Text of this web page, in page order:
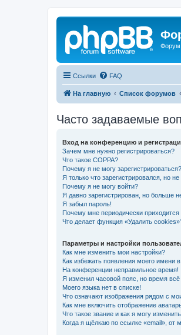
Форум
Ссылки FAQ
На главную Список форумов
Часто задаваемые
Вход на конференцию и
Зачем мне нужно регистрироваться?
Что такое COPPA?
Почему я не могу зарегистрироваться?
Я только что зарегистрировался, но не
Почему я не могу войти?
Я давно зарегистрирован, но больше
Я забыл пароль!
Почему мне периодически
Что делает функция «Удалить
Параметры и настройки
Как мне изменить мои настройки?
Как избежать появления моего имени
На конференции неправильное время!
Я изменил часовой пояс, но время
Моего языка нет в списке!
Что означают изображения рядом с
Как мне включить отображение
Что такое звание и как я могу
Когда я щёлкаю по ссылке «email», от